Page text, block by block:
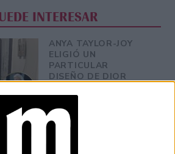
INTERESAR
ANYA TAYLOR-JOY
ELIGIÓ UN
PARTICULAR
DISEÑO DE DIOR
VENECIA
PARIS FASHION